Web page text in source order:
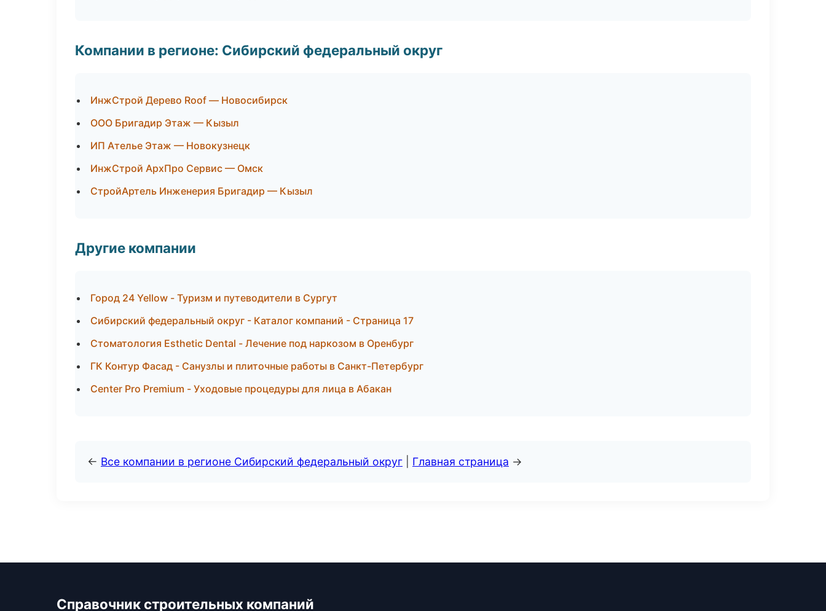
Компании в регионе: Сибирский федеральный округ
ИнжСтрой Дерево Roof — Новосибирск
ООО Бригадир Этаж — Кызыл
ИП Ателье Этаж — Новокузнецк
ИнжСтрой АрхПро Сервис — Омск
СтройАртель Инженерия Бригадир — Кызыл
Другие компании
Город 24 Yellow - Туризм и путеводители в Сургут
Сибирский федеральный округ - Каталог компаний - Страница 17
Стоматология Esthetic Dental - Лечение под наркозом в Оренбург
ГК Контур Фасад - Санузлы и плиточные работы в Санкт-Петербург
Center Pro Premium - Уходовые процедуры для лица в Абакан
← Все компании в регионе Сибирский федеральный округ Главная страница →
Справочник строительных компаний